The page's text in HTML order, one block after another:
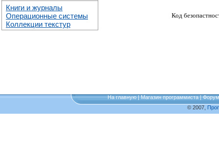
Книги и журналы
Операционные системы
Коллекции текстур
Код
На главную|Магазин программиста|Форум
© 2007,